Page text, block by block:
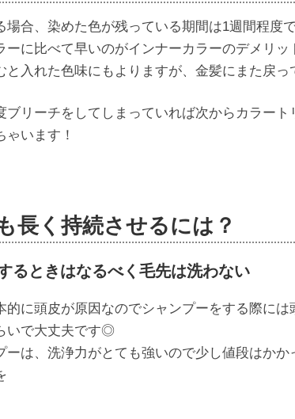
合、染めた色が残っている期間は1週間程度で
に比べて早いのがインナーカラーのデメリッ
と入れた色味にもよりますが、金髪にまた戻っ
ブリーチをしてしまっていれば次からカラート
います！
長く持続させるには？
るときはなるべく毛先は洗わない
的に頭皮が原因なのでシャンプーをする際に
いで大丈夫です◎
ーは、洗浄力がとても強いので少し値段はかか